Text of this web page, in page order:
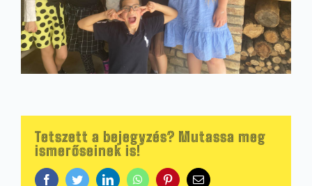
Tetszett a bejegyzés? Mutassa meg
ismerőseinek is!
FacebookTwitterLinkedInWhatsAppPinterestEmail: